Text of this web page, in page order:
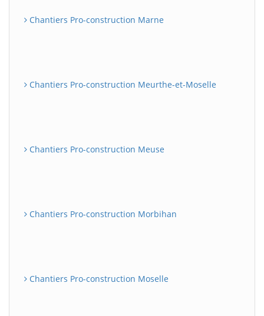
Chantiers Pro-construction Marne
Chantiers Pro-construction Meurthe-et-Moselle
Chantiers Pro-construction Meuse
Chantiers Pro-construction Morbihan
Chantiers Pro-construction Moselle